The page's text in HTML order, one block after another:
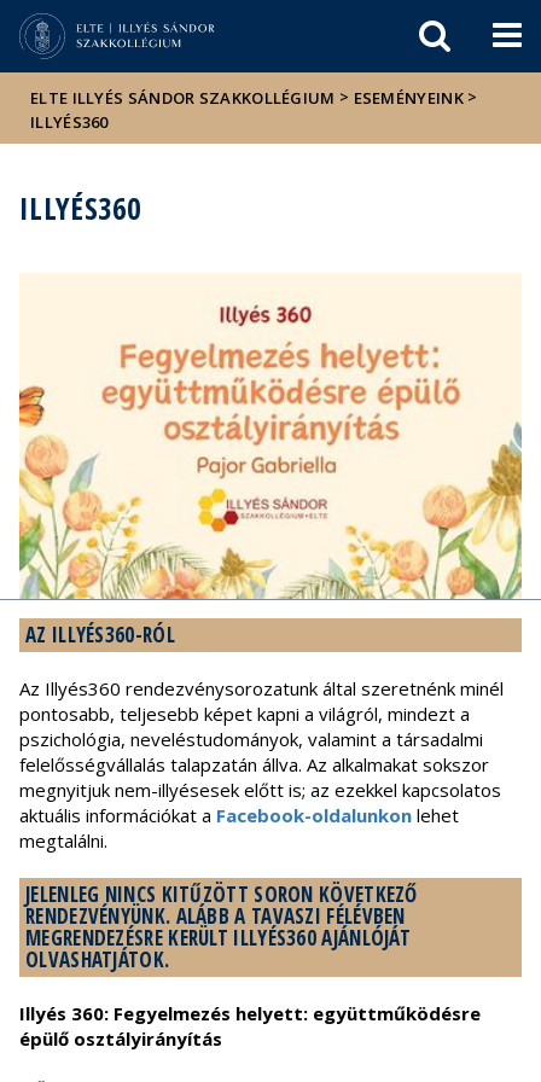
Események
sajtóban
ELTE ILLYÉS SÁNDOR SZAKKOLLÉGIUM > ESEMÉNYEINK >
ILLYÉS360
ILLYÉS360
AZ ILLYÉS360-RÓL
Az Illyés360 rendezvénysorozatunk által szeretnénk minél
pontosabb, teljesebb képet kapni a világról, mindezt a
pszichológia, neveléstudományok, valamint a társadalmi
felelősségvállalás talapzatán állva. Az alkalmakat sokszor
megnyitjuk nem-illyésesek előtt is; az ezekkel kapcsolatos
aktuális információkat a Facebook-oldalunkon lehet
megtalálni.
JELENLEG NINCS KITŰZÖTT SORON KÖVETKEZŐ
RENDEZVÉNYÜNK. ALÁBB A TAVASZI FÉLÉVBEN
MEGRENDEZÉSRE KERÜLT ILLYÉS360 AJÁNLÓJÁT
OLVASHATJÁTOK.
Illyés 360: Fegyelmezés helyett: együttműködésre
épülő osztályirányítás